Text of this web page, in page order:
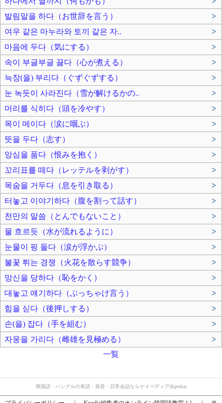
발림말을 하다（お世辞を言う）
>
여우 같은 마누라와 토끼 같은 자..
>
마음에 두다（気にする）
>
속이 부글부글 끓다（心が煮える）
>
늑장(을) 부리다（ぐずぐずする）
>
눈 녹듯이 사라진다（雪が解けるかの..
>
머리를 식히다（頭を冷やす）
>
목이 메이다（涙に咽ぶ）
>
뜻을 두다（志す）
>
앙심을 품다（恨みを抱く）
>
꼬리표를 떼다（レッテルを剥がす）
>
목숨을 거두다（息を引き取る）
>
터놓고 이야기하다（腹を割って話す）
>
천만의 말씀（とんでもないこと）
>
물 흐르듯（水が流れるように）
>
눈물이 핑 돌다（涙が浮かぶ）
>
불꽃 튀는 경쟁（火花を散らす競争）
>
망신을 당하다（恥をかく）
>
대놓고 얘기하다（ぶっちゃけ言う）
>
힘을 싣다（後押しする）
>
손(을) 잡다（手を組む）
>
자웅을 가리다（雌雄を見極める）
>
一覧
韓国語・ハングルの単語・発音・日常会話ならケイペディア(Kpedia)